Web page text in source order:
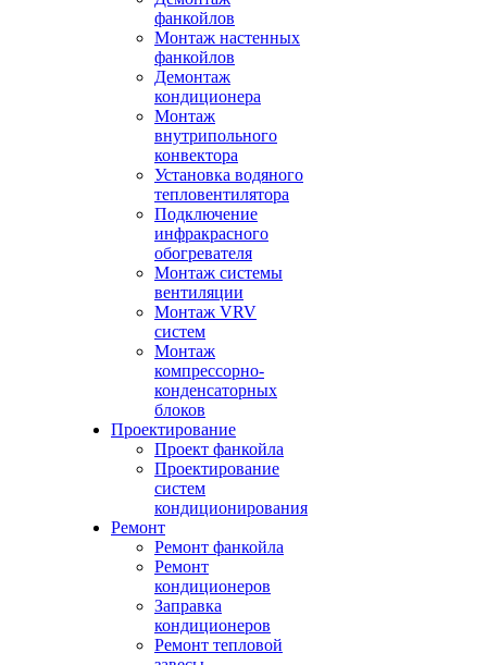
фанкойлов
Монтаж настенных
фанкойлов
Демонтаж
кондиционера
Монтаж
внутрипольного
конвектора
Установка водяного
тепловентилятора
Подключение
инфракрасного
обогревателя
Монтаж системы
вентиляции
Монтаж VRV
систем
Монтаж
компрессорно-
конденсаторных
блоков
Проектирование
Проект фанкойла
Проектирование
систем
кондиционирования
Ремонт
Ремонт фанкойла
Ремонт
кондиционеров
Заправка
кондиционеров
Ремонт тепловой